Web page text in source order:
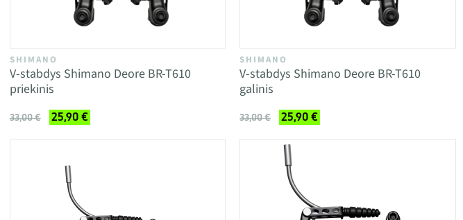
SHIMANO
V-stabdys Shimano Deore BR-T610
priekinis
33,00 € 25,90 €
SHIMANO
V-stabdys Shimano Deore BR-T610
galinis
33,00 € 25,90 €